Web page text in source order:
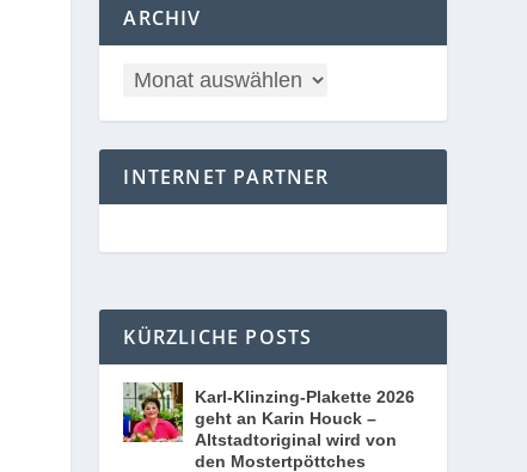
ARCHIV
INTERNET PARTNER
KÜRZLICHE POSTS
Karl-Klinzing-Plakette 2026
geht an Karin Houck –
Altstadtoriginal wird von
den Mostertpöttches